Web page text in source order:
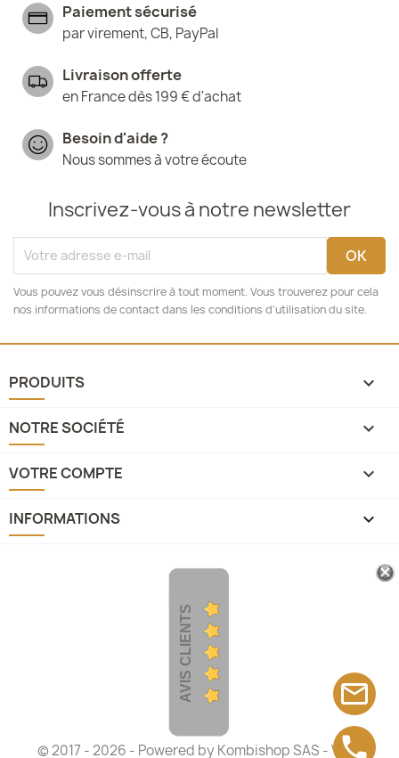
Paiement sécurisé
par virement, CB, PayPal
Livraison offerte
en France dès 199 € d'achat
Besoin d'aide ?
Nous sommes à votre écoute
Inscrivez-vous à notre newsletter
Vous pouvez vous désinscrire à tout moment. Vous trouverez pour cela
nos informations de contact dans les conditions d'utilisation du site.
PRODUITS 
NOTRE SOCIÉTÉ 
VOTRE COMPTE 
INFORMATIONS keyboard_arrow_down
AVIS CLIENTS
© 2017 - 2026 - Powered byKombishop SAS - Vans
phone
mail_outline